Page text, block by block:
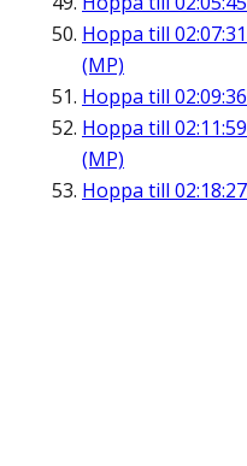
Hoppa till 02:07:31
(MP)
Hoppa till 02:09:36
Hoppa till 02:11:59
(MP)
Hoppa till 02:18:27